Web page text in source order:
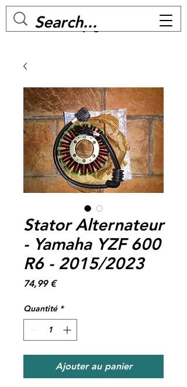
MC BIKE Perpignan
Stator Alternateur
- Yamaha YZF 600
R6 - 2015/2023
74,99 €Prix
Quantité *
Ajouter au panier